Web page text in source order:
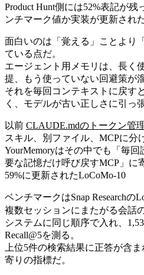
Product Hunt側には52%表記が
ンチマーク値か実装が更新され
面白いのは「覚える」ことより
ている点だ。
エージェント用メモリは、長く
提、もう使っていない回避策が
それを毎回コンテキストに戻す
く、モデルが古い正しさに引っ
以前 CLAUDE.mdのトークン管
スキル、別ファイル、MCPに分
YourMemoryはその中でも「毎
要な記憶だけ呼び戻すMCP」に
59%に更新されたLoCoMo-10
ベンチマークはSnap Researchの
複数セッションにまたがる会話
システムに同じ順序で入れ、
Recall@5を測る。
上位5件の検索結果に正答が含
寄りの指標だ。